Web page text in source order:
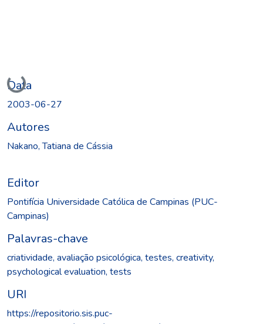
Carregando...
Data
2003-06-27
Autores
Nakano, Tatiana de Cássia
Editor
Pontifícia Universidade Católica de Campinas (PUC-
Campinas)
Palavras-chave
criatividade, avaliação psicológica, testes, creativity,
psychological evaluation, tests
URI
https://repositorio.sis.puc-